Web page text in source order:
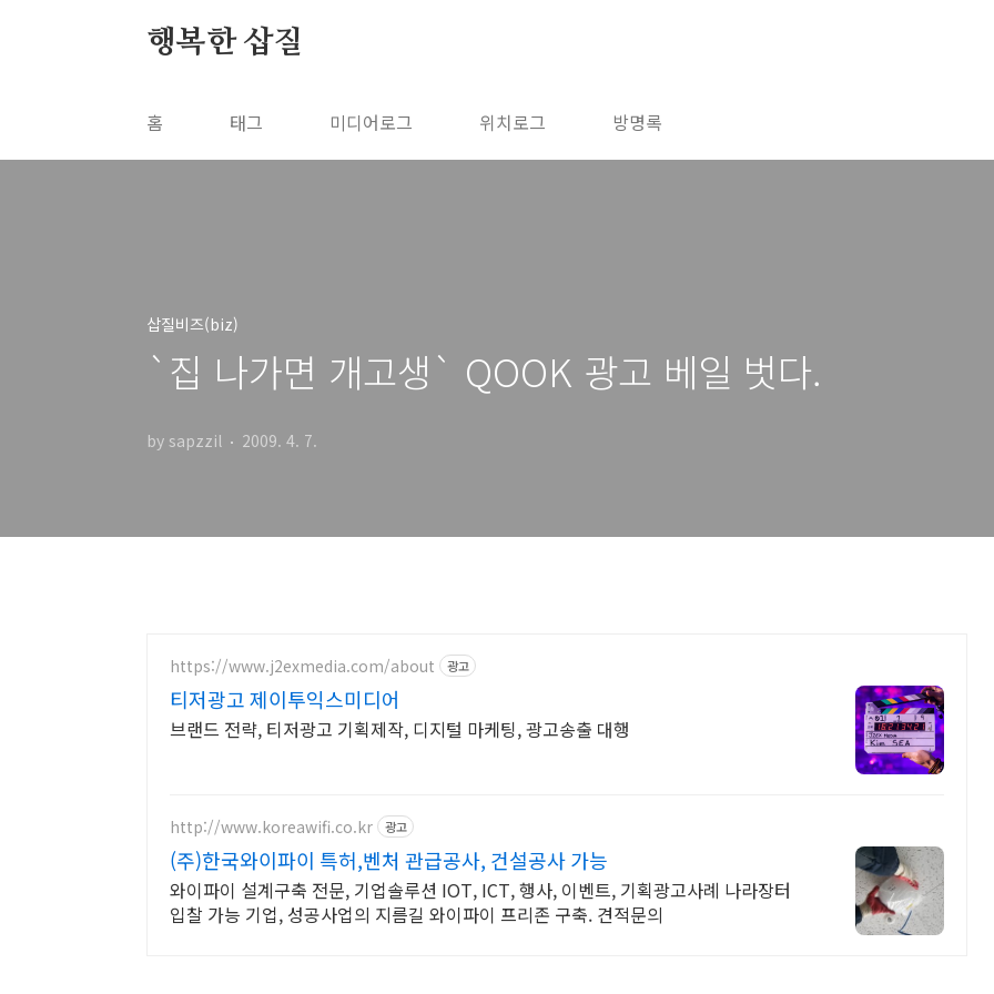
행복한 삽질
홈 태그 미디어로그 위치로그 방명록
삽질비즈(biz)
`집 나가면 개고생` QOOK 광고 베일 벗다.
by sapzzil 2009. 4. 7.
https://www.j2exmedia.com/about 광고
티저광고 제이투익스미디어
브랜드 전략, 티저광고 기획제작, 디지털 마케팅, 광고송출 대행
http://www.koreawifi.co.kr 광고
(주)한국와이파이 특허,벤처 관급공사, 건설공사 가능
와이파이 설계구축 전문, 기업솔루션 IOT, ICT, 행사, 이벤트, 기획광고사례 나라장터
입찰 가능 기업, 성공사업의 지름길 와이파이 프리존 구축. 견적문의